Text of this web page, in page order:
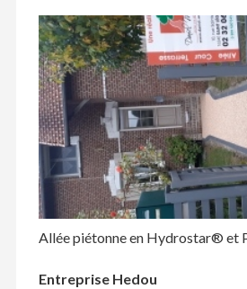
Allée piétonne en Hydrostar® et
Entreprise Hedou